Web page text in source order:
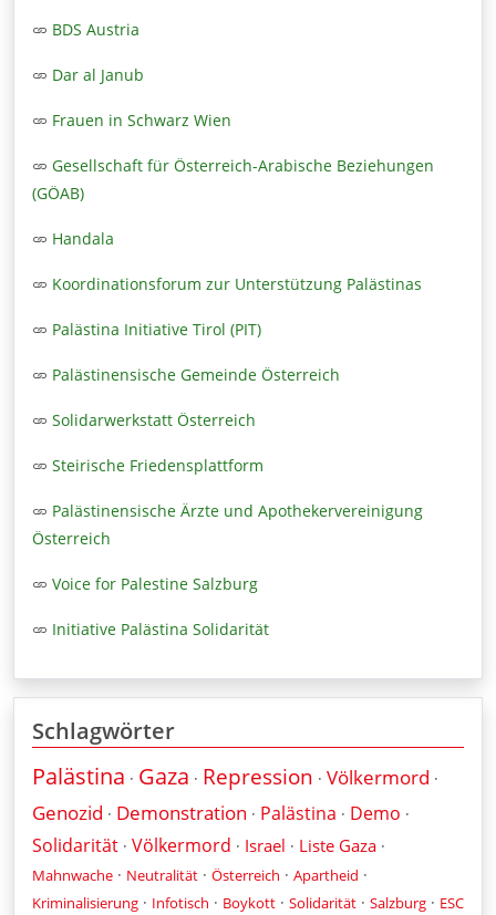
BDS Austria
Dar al Janub
Frauen in Schwarz Wien
Gesellschaft für Österreich-Arabische Beziehungen
(GÖAB)
Handala
Koordinationsforum zur Unterstützung Palästinas
Palästina Initiative Tirol (PIT)
Palästinensische Gemeinde Österreich
Solidarwerkstatt Österreich
Steirische Friedensplattform
Palästinensische Ärzte und Apothekervereinigung
Österreich
Voice for Palestine Salzburg
Initiative Palästina Solidarität
Schlagwörter
Palästina · Gaza · Repression · Völkermord ·
Genozid · Demonstration · Palästina · Demo ·
Solidarität · Völkermord · Israel · Liste Gaza ·
Mahnwache · Neutralität · Österreich · Apartheid ·
Kriminalisierung · Infotisch · Boykott · Solidarität · Salzburg · ESC